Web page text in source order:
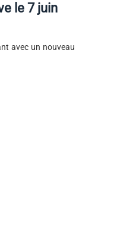
le 7 juin
avec un nouveau